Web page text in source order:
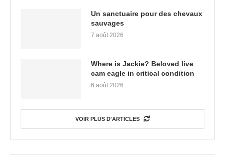
Un sanctuaire pour des chevaux
sauvages
7 août 2026
Where is Jackie? Beloved live
cam eagle in critical condition
6 août 2026
VOIR PLUS D'ARTICLES